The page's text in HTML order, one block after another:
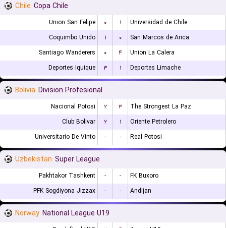
Chile Copa Chile
Union San Felipe ۰ ۱
Universidad de Chile
Coquimbo Unido
۱ ۰
San Marcos de Arica
Santiago Wanderers
۰ ۴
Union La Calera
Deportes Iquique
۳ ۱ Deportes Limache
Bolivia Division Profesional
Nacional Potosi ۲ ۳
The Strongest La Paz
Club Bolivar
۲ ۱
Oriente Petrolero
Universitario De Vinto
- - Real Potosi
Uzbekistan Super League
Pakhtakor Tashkent - -
FK Buxoro
PFK Sogdiyona Jizzax
- - Andijan
Norway National League U19